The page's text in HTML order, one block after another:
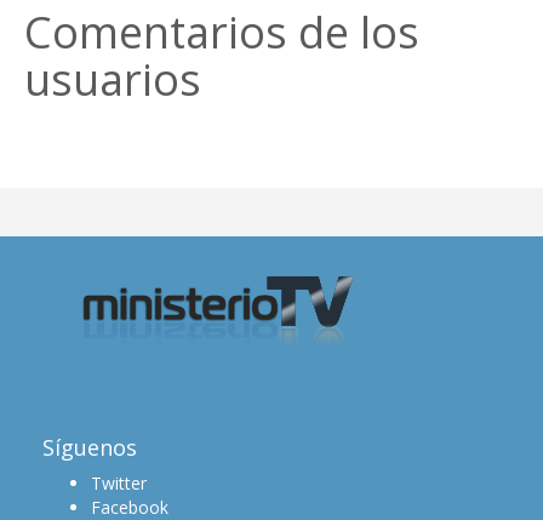
Comentarios de los
usuarios
Síguenos
Twitter
Facebook